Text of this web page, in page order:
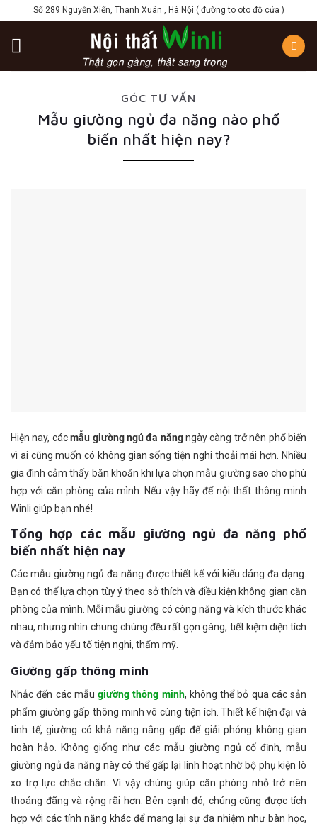
to
content
Số 289 Nguyễn Xiển, Thanh Xuân , Hà Nội ( đường to oto đỗ cửa )
GÓC TƯ VẤN
Mẫu giường ngủ đa năng nào phổ
biến nhất hiện nay?
Hiện nay, cácmẫu giường ngủ đa năngngày càng trở nên phổ biến
vì ai cũng muốn có không gian sống tiện nghi thoải mái hơn. Nhiều
gia đình cảm thấy băn khoăn khi lựa chọn mẫu giường sao cho phù
hợp với căn phòng của mình. Nếu vậy hãy để nội thất thông minh
Winli giúp bạn nhé!
Tổng hợp các mẫu giường ngủ đa năng phổ
biến nhất hiện nay
Các mẫu giường ngủ đa năng được thiết kế với kiểu dáng đa dạng.
Bạn có thế lựa chọn tùy ý theo sở thích và điều kiện không gian căn
phòng của mình. Mỗi mẫu giường có công năng và kích thước khác
nhau, nhưng nhìn chung chúng đều rất gọn gàng, tiết kiệm diện tích
và đảm bảo yếu tố tiện nghi, thẩm mỹ.
Giường gấp thông minh
Nhắc đến các mẫu giường thông minh, không thể bỏ qua các sản
phẩm giường gấp thông minh vô cùng tiện ích. Thiết kế hiện đại và
tinh tế, giường có khả năng nâng gấp để giải phóng không gian
hoàn hảo. Không giống như các mẫu giường ngủ cố định, mẫu
giường ngủ đa năng này có thể gấp lại linh hoạt nhờ bộ phụ kiện lò
xo trợ lực chắc chắn. Vì vậy chúng giúp căn phòng nhỏ trở nên
thoáng đãng và rộng rãi hơn. Bên cạnh đó, chúng cũng được tích
hợp với các tính năng khác để mang lại sự đa nhiệm như bàn học,